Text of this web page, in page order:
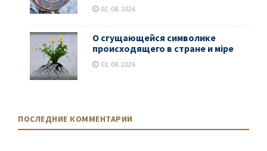
02. 08. 2026
О сгущающейся символике
происходящего в стране и мiре
01. 08. 2026
ПОСЛЕДНИЕ КОММЕНТАРИИ